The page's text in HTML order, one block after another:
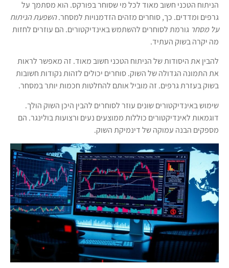
הניתוח הטכני חשוב מאוד לכל מי שסוחר בפורקס. הוא מסתמך על
גרפים ומדדים. כך, סוחרים מזהים הזדמנויות למסחר.השפעת הניתוח
על מסחר גורמת לסוחרים להשתמש באינדיקטורים. הם עוזרים לחזות
מה יקרה בשוק העתיד.
להבין את היסודות של הניתוח הטכני חשוב מאוד. זה מאפשר לראות
את התמונה הגדולה של השוק. סוחרים יכולים לזהות נקודות חשובות
בשוק בעזרת גרפים. זה מוביל אותם להחלטות חכמות יותר במסחר.
שימוש באינדיקטורים שונים עוזר לסוחרים להבין היכן השוק הולך.
דוגמאות לאינדיקטורים כוללות ממוצעים נעים ורצועות בולינגר. הם
מספקים הבנה עמוקה של דינמיקת השוק.